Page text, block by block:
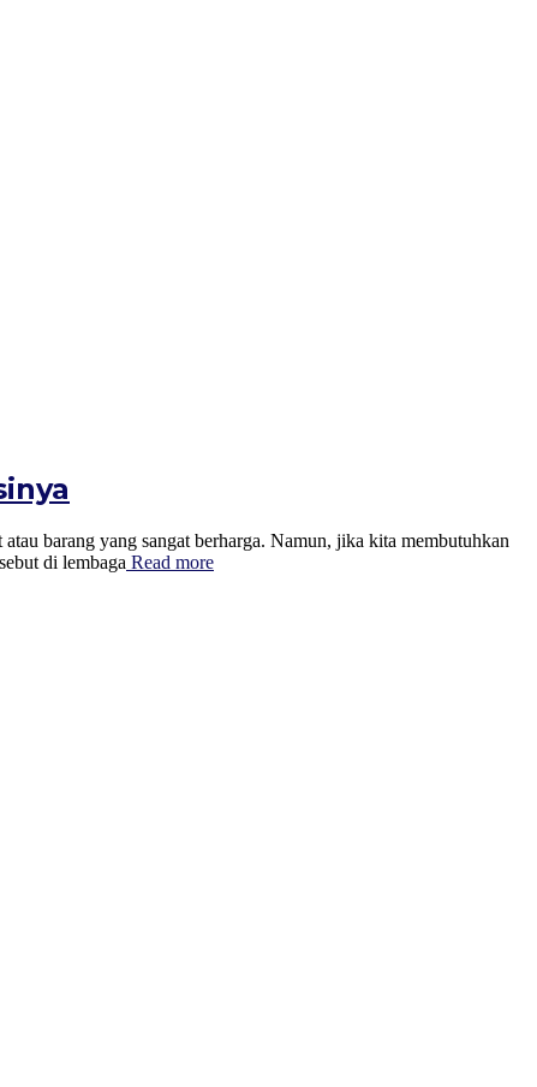
barang yang sangat berharga. Namun, jika kita membutuhkan
di lembaga Read more